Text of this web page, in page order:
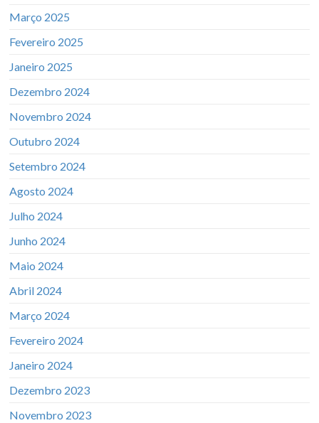
Março 2025
Fevereiro 2025
Janeiro 2025
Dezembro 2024
Novembro 2024
Outubro 2024
Setembro 2024
Agosto 2024
Julho 2024
Junho 2024
Maio 2024
Abril 2024
Março 2024
Fevereiro 2024
Janeiro 2024
Dezembro 2023
Novembro 2023